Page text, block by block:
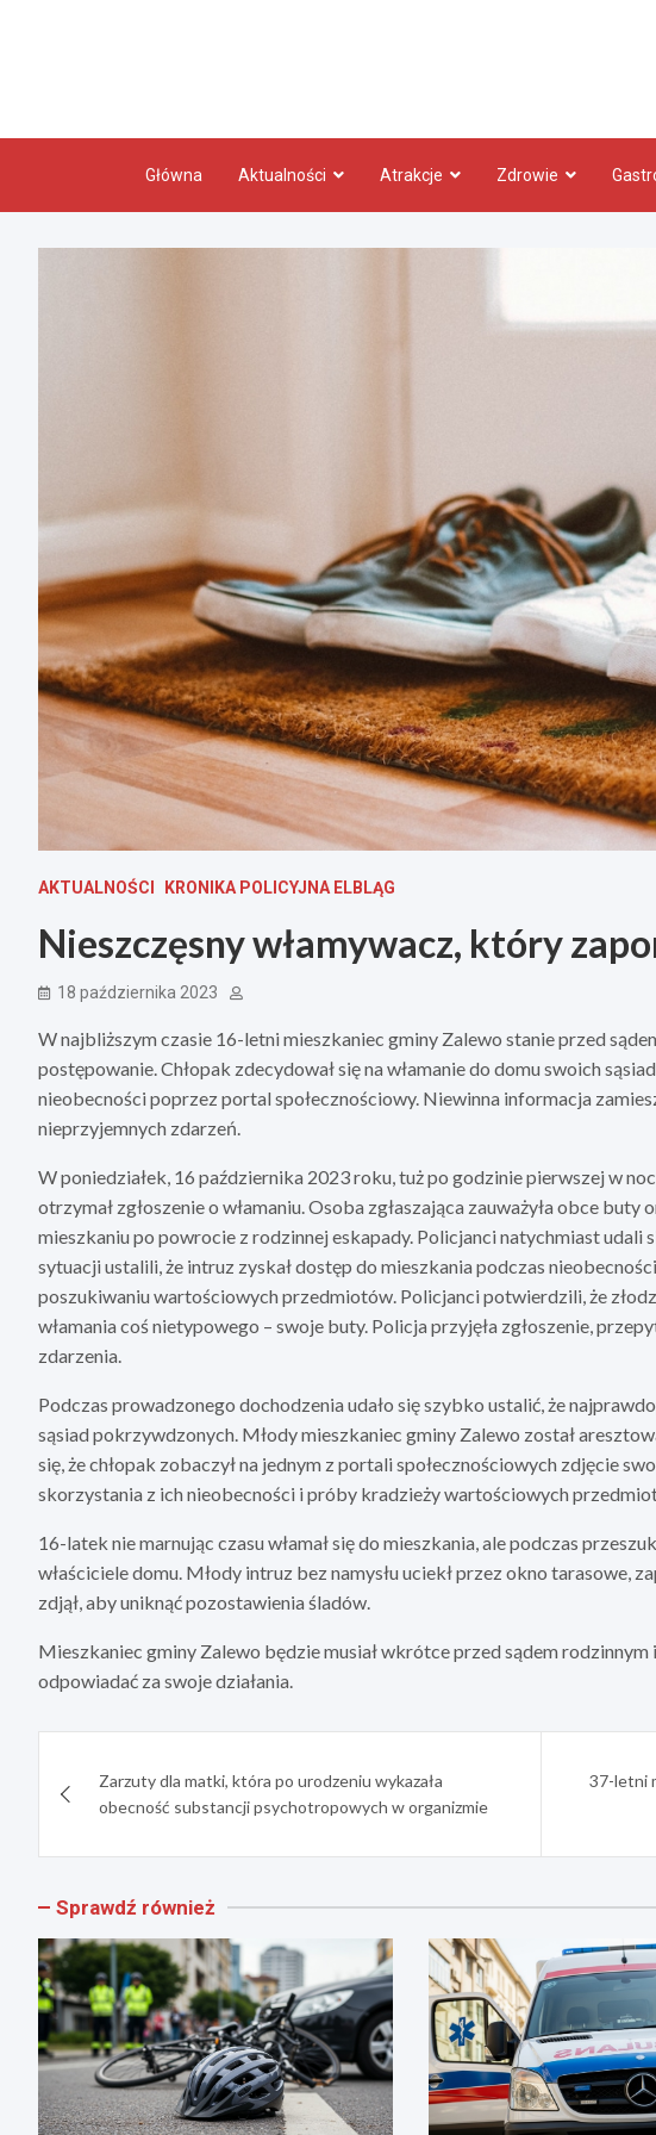
Główna Aktualności Atrakcje Zdrowie
AKTUALNOŚCI KRONIKA POLICYJNA ELBLĄG
Nieszczęsny włamywacz, który
18 października 2023
W najbliższym czasie 16-letni mieszkaniec gminy Zalewo stanie przed
postępowanie. Chłopak zdecydował się na włamanie do domu swoich
nieobecności poprzez portal społecznościowy. Niewinna informacja
nieprzyjemnych zdarzeń.
W poniedziałek, 16 października 2023 roku, tuż po godzinie pierwszej w
otrzymał zgłoszenie o włamaniu. Osoba zgłaszająca zauważyła obce
mieszkaniu po powrocie z rodzinnej eskapady. Policjanci natychmiast udali
sytuacji ustalili, że intruz zyskał dostęp do mieszkania podczas
poszukiwaniu wartościowych przedmiotów. Policjanci potwierdzili, że
włamania coś nietypowego – swoje buty. Policja przyjęła zgłoszenie,
zdarzenia.
Podczas prowadzonego dochodzenia udało się szybko ustalić, że
sąsiad pokrzywdzonych. Młody mieszkaniec gminy Zalewo został
się, że chłopak zobaczył na jednym z portali społecznościowych zdjęcie
skorzystania z ich nieobecności i próby kradzieży wartościowych
16-latek nie marnując czasu włamał się do mieszkania, ale podczas
właściciele domu. Młody intruz bez namysłu uciekł przez okno tarasowe,
zdjął, aby uniknąć pozostawienia śladów.
Mieszkaniec gminy Zalewo będzie musiał wkrótce przed sądem
odpowiadać za swoje działania.
wpisuZarzuty dla matki, która po urodzeniu wykazała
obecność substancji psychotropowych w organizmie
37-letni
Sprawdź również